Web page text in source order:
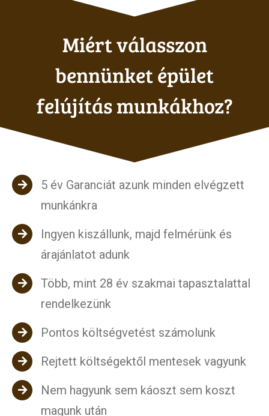
Miért válasszon
bennünket épület
felújítás munkákhoz?
5 év Garanciát azunk minden elvégzett
munkánkra
Ingyen kiszállunk, majd felmérünk és
árajánlatot adunk
Több, mint 28 év szakmai tapasztalattal
rendelkezünk
Pontos költségvetést számolunk
Rejtett költségektől mentesek vagyunk
Nem hagyunk sem káoszt sem koszt
magunk után